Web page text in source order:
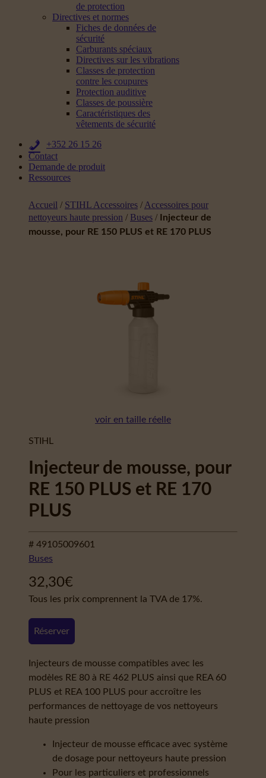
de protection
Directives et normes
Fiches de données de
sécurité
Carburants spéciaux
Directives sur les vibrations
Classes de protection
contre les coupures
Protection auditive
Classes de poussière
Caractéristiques des
vêtements de sécurité
+352 26 15 26
Contact
Demande de produit
Ressources
Accueil / STIHL Accessoires / Accessoires pour
nettoyeurs haute pression / Buses /
Injecteur de
mousse, pour RE 150 PLUS et RE 170 PLUS
voir en taille réelle
STIHL
Injecteur de mousse, pour
RE 150 PLUS et RE 170
PLUS
# 49105009601
Buses
32,30€
Tous les prix comprennent la TVA de 17%.
Réserver
Injecteurs de mousse compatibles avec les
modèles RE 80 à RE 462 PLUS ainsi que REA 60
PLUS et REA 100 PLUS pour accroître les
performances de nettoyage de vos nettoyeurs
haute pression
Injecteur de mousse efficace avec système
de dosage pour nettoyeurs haute pression
Pour les particuliers et professionnels